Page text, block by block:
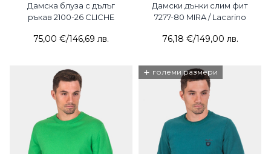
Дамска блуза с дълъг
ръкав 2100-26 CLICHE
75,00 €/146,69 лв.
Дамски дънки слим фит
7277-80 MIRA / Lacarino
76,18 €/149,00 лв.
+ големи размери